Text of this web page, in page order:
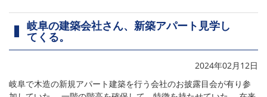
岐阜の建築会社さん、新築アパート見学し
てくる。
2024年02月12日
岐阜で木造の新規アパート建築を行う会社のお披露目会が有り参